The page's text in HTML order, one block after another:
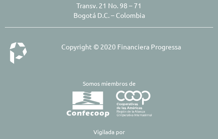
Transv. 21 No. 98 – 71
Bogotá D.C. – Colombia
Copyright © 2020 Financiera Progressa
Somos miembros de
​Vigilada por